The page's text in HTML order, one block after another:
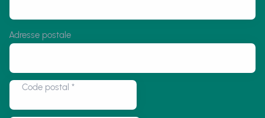
Adresse postale
Code postal *